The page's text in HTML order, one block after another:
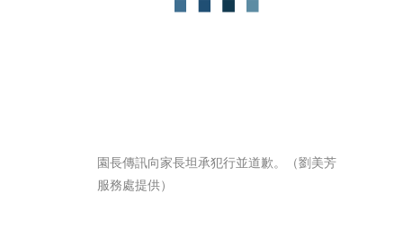
園長傳訊向家長坦承犯行並道歉。（劉美芳
服務處提供）